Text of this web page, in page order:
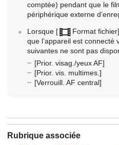
comptée) pendant que le
périphérique externe
Lorsque [ Format fichier]
que l’appareil est connecté
suivantes ne sont pas
[Prior. visag./yeux AF]
[Prior. vis. multimes.]
[Verrouill. AF central]
Rubrique associée